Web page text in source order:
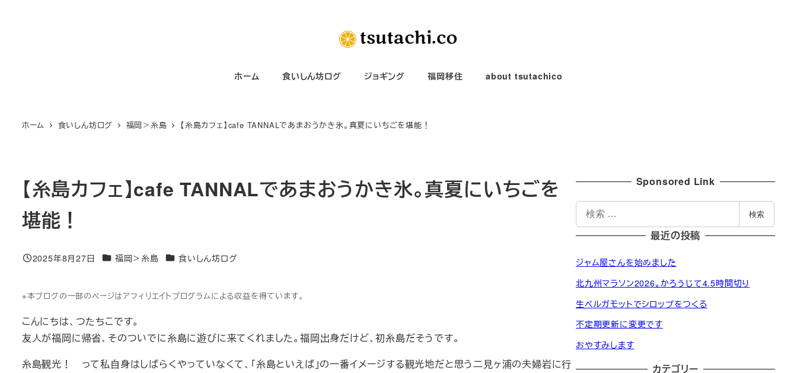
ホーム 食いしん坊ログ ジョギング 福岡移住 about tsutachico
ホーム 食いしん坊ログ 福岡＞糸島 【糸島カフェ】cafe TANNALであまおうかき氷。真夏にいちごを堪能！
【糸島カフェ】cafe TANNALであまおうかき氷。真夏にいちごを
堪能！
投稿日
2025年8月27日 カテゴリー
福岡＞糸島 カテゴリー
食いしん坊ログ
※本ブログの一部のページはアフィリエイトプログラムによる収益を得ています。
こんにちは、つたちこです。
友人が福岡に帰省、そのついでに糸島に遊びに来てくれました。福岡出身だけど、初糸島だそうです。
糸島観光！ って私自身はしばらくやっていなくて、「糸島といえば」の一番イメージする観光地だと思う二見ヶ浦の夫婦岩に行
Sponsored Link
索
検索
最近の投稿
ジャム屋さんを始めました
北九州マラソン2026。かろうじて4.5時間切り
生ベルガモットでシロップをつくる
不定期更新に変更です
おやすみします
カテゴリー